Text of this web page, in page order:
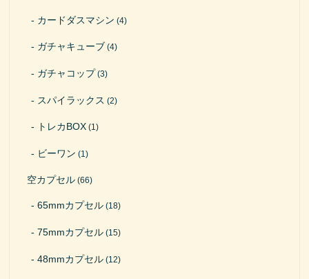
カードダスマシン (4)
ガチャキューブ (4)
ガチャコップ(3)
スパイラックス (2)
トレカBOX (1)
ビーワン (1)
空カプセル (66)
65mmカプセル (18)
75mmカプセル (15)
48mmカプセル (12)